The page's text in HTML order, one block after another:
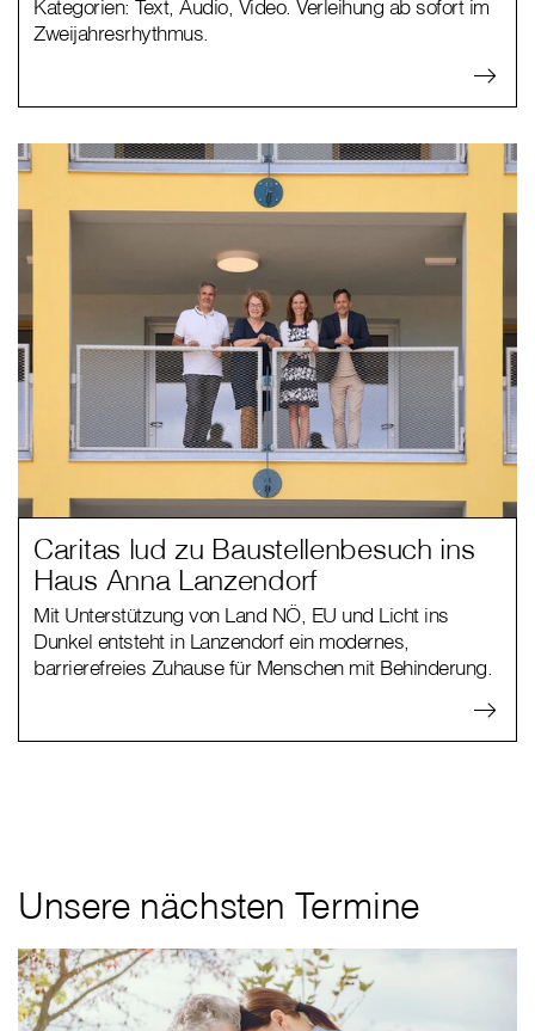
Kategorien: Text, Audio, Video. Verleihung ab sofort im
Zweijahresrhythmus.
Caritas lud zu Baustellenbesuch ins
Haus Anna Lanzendorf
Mit Unterstützung von Land NÖ, EU und Licht ins
Dunkel entsteht in Lanzendorf ein modernes,
barrierefreies Zuhause für Menschen mit Behinderung.
Unsere nächsten Termine